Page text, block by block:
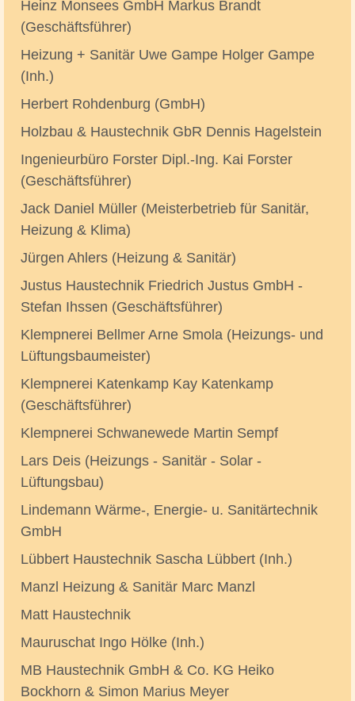
Heinz Monsees GmbH Markus Brandt
(Geschäftsführer)
Heizung + Sanitär Uwe Gampe Holger Gampe
(Inh.)
Herbert Rohdenburg (GmbH)
Holzbau & Haustechnik GbR Dennis Hagelstein
Ingenieurbüro Forster Dipl.-Ing. Kai Forster
(Geschäftsführer)
Jack Daniel Müller (Meisterbetrieb für Sanitär,
Heizung & Klima)
Jürgen Ahlers (Heizung & Sanitär)
Justus Haustechnik Friedrich Justus GmbH -
Stefan Ihssen (Geschäftsführer)
Klempnerei Bellmer Arne Smola (Heizungs- und
Lüftungsbaumeister)
Klempnerei Katenkamp Kay Katenkamp
(Geschäftsführer)
Klempnerei Schwanewede Martin Sempf
Lars Deis (Heizungs - Sanitär - Solar -
Lüftungsbau)
Lindemann Wärme-, Energie- u. Sanitärtechnik
GmbH
Lübbert Haustechnik Sascha Lübbert (Inh.)
Manzl Heizung & Sanitär Marc Manzl
Matt Haustechnik
Mauruschat Ingo Hölke (Inh.)
MB Haustechnik GmbH & Co. KG Heiko
Bockhorn & Simon Marius Meyer